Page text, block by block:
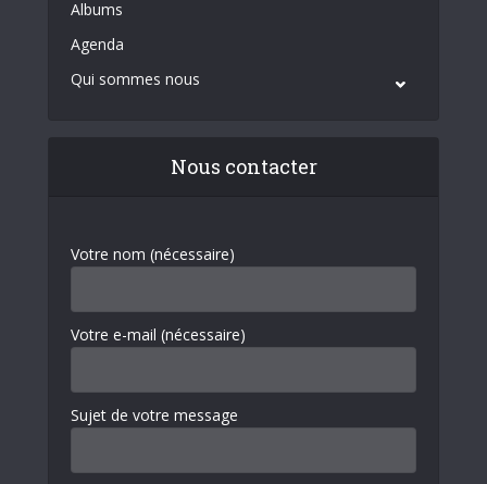
Albums
Agenda
Qui sommes nous
Nous contacter
Votre nom (nécessaire)
Votre e-mail (nécessaire)
Sujet de votre message